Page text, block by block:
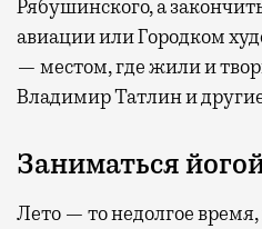
Рябушинского, а
авиации или Городком
— местом, где жили и
Владимир Татлин и
Заниматься
Лето — то недолгое